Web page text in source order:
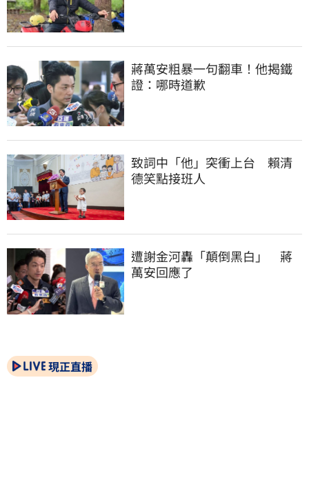
蔣萬安粗暴一句翻車！他揭鐵
證：哪時道歉
致詞中「他」突衝上台　賴清
德笑點接班人
遭謝金河轟「顛倒黑白」　蔣
萬安回應了
現正直播